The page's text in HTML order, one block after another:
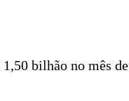
bilhão no mês